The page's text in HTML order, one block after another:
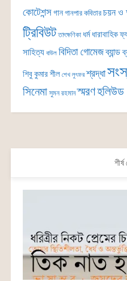
কোটেশন্সগান গানপার কবিতার চয়ন ও
ট্রিবিউট তাৎক্ষণিকা ধর্ম ধারাবাহিক
সাহিত্য বাউল বিদিতা গোমেজব্যান্ড
শিবু কুমার শীল শেখ লুৎফর শ্রদ্ধা
সিনেমা সুমন রহমান স্মরণহলিউড